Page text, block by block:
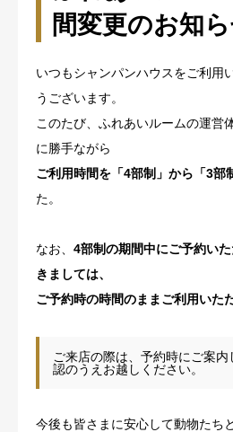
間変更のお知
いつもシャンパンハウスをご利用
うございます。
このたび、ふれあいルームの運営
に勝手ながら
ご利用時間を「4部制」から「3部
た。
なお、 4部制の期間中にご予約い
きましては、
ご予約時の時間のままご利用いた
ご来店の際は、予約時にご案
認のうえお越しください。
今後も皆さまに安心して動物たち